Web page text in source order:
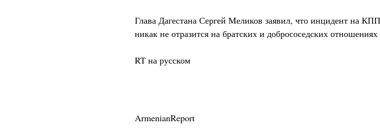
Глава Дагестана Сергей Меликов заявил, что инцидент на
никак не отразится на братских и добрососедских
RT на русском
ArmenianReport